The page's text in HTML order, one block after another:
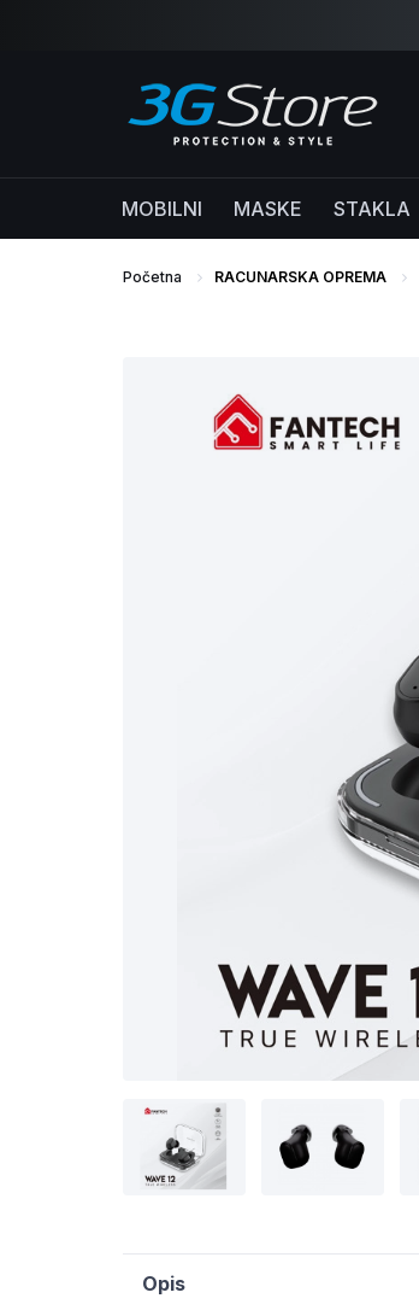
MOBILNI MASKE STAKLA
Početna RACUNARSKA OPREMA
Opis